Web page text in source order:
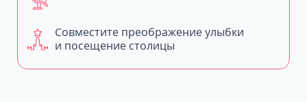
Совместите преображение улыбки
и посещение столицы